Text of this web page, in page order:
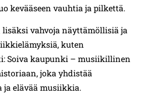
kevääseen vauhtia ja pilkettä.
lisäksi vahvoja näyttämöllisiä ja
kuten
Soiva kaupunki – musiikillinen
joka yhdistää
elävää musiikkia.